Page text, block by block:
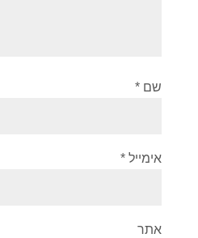
שם *
אימייל *
אתר